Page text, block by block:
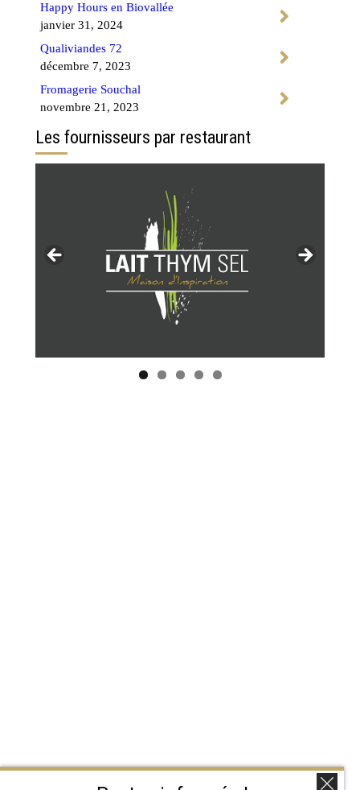
Happy Hours en Biovallée
janvier 31, 2024
Qualiviandes 72
décembre 7, 2023
Fromagerie Souchal
novembre 21, 2023
Les fournisseurs par restaurant